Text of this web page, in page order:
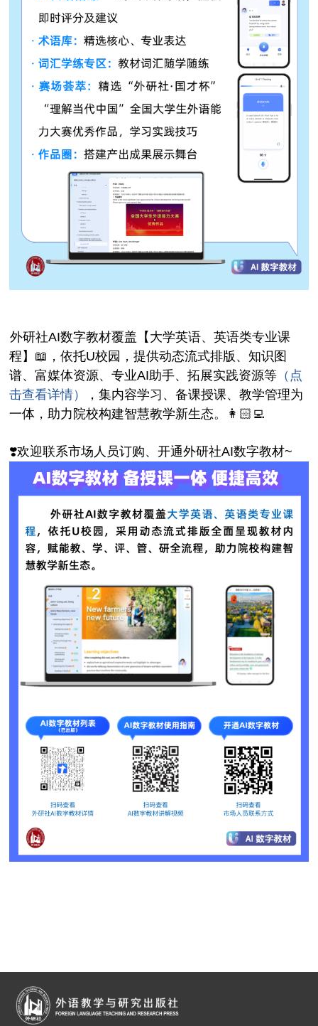
外研社AI数字教材覆盖【大学英语、英语类专业课
程】📖，依托U校园，提供动态流式排版、知识图
谱、富媒体资源、专业AI助手、拓展实践资源等 （点
击查看详情）
，集内容学习、备课授课、教学管理为
一体，助力院校构建智慧教学新生态。👩🏻‍💻
❣️欢迎联系市场人员订购、开通外研社AI数字教材~